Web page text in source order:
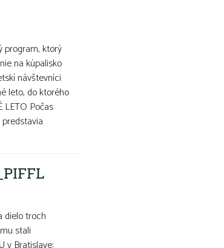
program, ktorý
na kúpalisko
návštevníci
leto, do ktorého
LETO Počas
dielo troch
stali